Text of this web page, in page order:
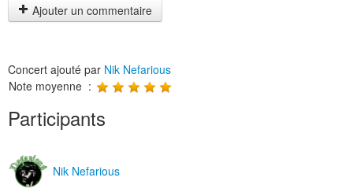
Ajouter un commentaire
Concert ajouté par Nik Nefarious
Note moyenne :
Participants
Nik Nefarious